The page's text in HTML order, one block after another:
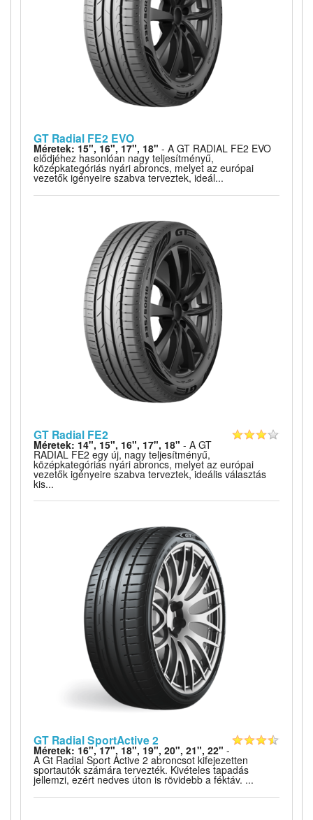
GT Radial FE2 EVO
Méretek: 15", 16", 17", 18" - A GT RADIAL FE2 EVO
elődjéhez hasonlóan nagy teljesítményű,
középkategóriás nyári abroncs, melyet az európai
vezetők igényeire szabva terveztek, ideál...
GT Radial FE2
Méretek: 14", 15", 16", 17", 18" - A GT
RADIAL FE2 egy új, nagy teljesítményű,
középkategóriás nyári abroncs, melyet az európai
vezetők igényeire szabva terveztek, ideális választás
kis...
GT Radial SportActive 2
Méretek: 16", 17", 18", 19", 20", 21", 22" -
A Gt Radial Sport Active 2 abroncsot kifejezetten
sportautók számára tervezték. Kivételes tapadás
jellemzi, ezért nedves úton is rövidebb a féktáv. ...